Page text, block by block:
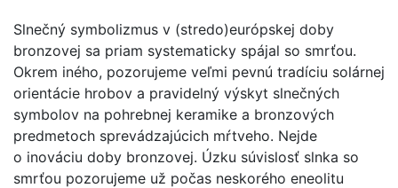
Slnečný symbolizmus v (stredo)európskej doby
bronzovej sa priam systematicky spájal so smrťou.
Okrem iného, pozorujeme veľmi pevnú tradíciu solárnej
orientácie hrobov a pravidelný výskyt slnečných
symbolov na pohrebnej keramike a bronzových
predmetoch sprevádzajúcich mŕtveho. Nejde
o inováciu doby bronzovej. Úzku súvislosť slnka so
smrťou pozorujeme už počas neskorého eneolitu